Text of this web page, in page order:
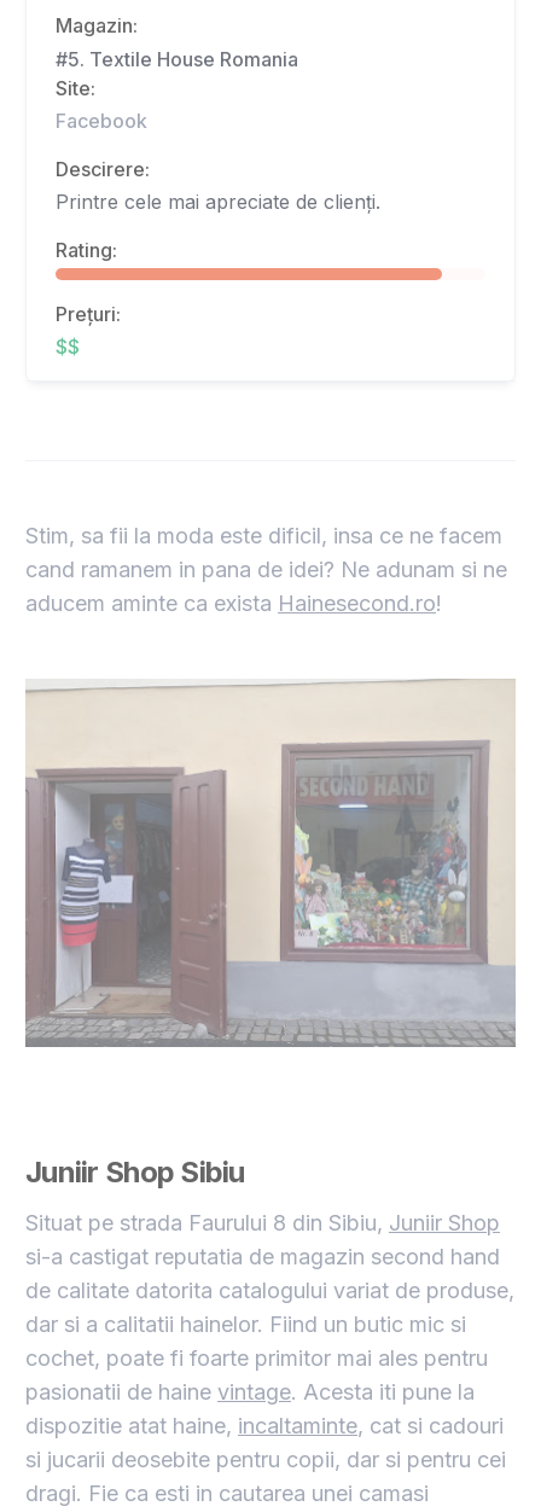
Magazin:
#5. Textile House Romania
Site:
Facebook
Descirere:
Printre cele mai apreciate de clienți.
Rating:
Prețuri:
$$
Stim, sa fii la moda este dificil, insa ce ne facem
cand ramanem in pana de idei? Ne adunam si ne
aducem aminte ca exista Hainesecond.ro!
Juniir Shop Sibiu
Situat pe strada Faurului 8 din Sibiu, Juniir Shop
si-a castigat reputatia de magazin second hand
de calitate datorita catalogului variat de produse,
dar si a calitatii hainelor. Fiind un butic mic si
cochet, poate fi foarte primitor mai ales pentru
pasionatii de haine vintage. Acesta iti pune la
dispozitie atat haine, incaltaminte, cat si cadouri
si jucarii deosebite pentru copii, dar si pentru cei
dragi. Fie ca esti in cautarea unei camasi